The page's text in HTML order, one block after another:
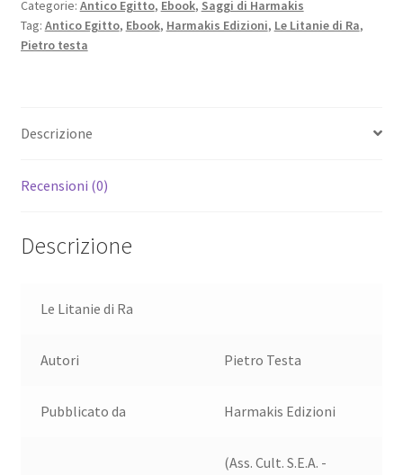
Pietro
Testa
-
Categorie: Antico Egitto, Ebook, Saggi di Harmakis
Tag: Antico Egitto, Ebook, Harmakis Edizioni, Le Litanie di Ra,
Pietro testa
Descrizione
Recensioni (0)
Descrizione
Le Litanie di Ra
Autori Pietro Testa
Pubblicato da Harmakis Edizioni
(Ass. Cult. S.E.A. -